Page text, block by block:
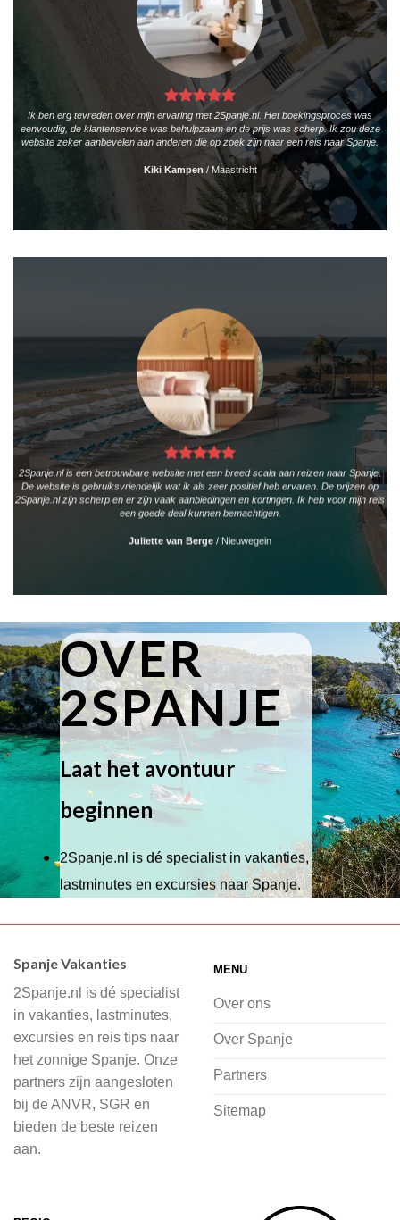
Ik ben erg tevreden over mijn ervaring met 2Spanje.nl. Het boekingsproces was
eenvoudig, de klantenservice was behulpzaam en de prijs was scherp. Ik zou deze
website zeker aanbevelen aan anderen die op zoek zijn naar een reis naar Spanje.
Kiki Kampen /Maastricht
2Spanje.nl is een betrouwbare website met een breed scala aan reizen naar Spanje.
De website is gebruiksvriendelijk wat ik als zeer positief heb ervaren. De prijzen op
2Spanje.nl zijn scherp en er zijn vaak aanbiedingen en kortingen. Ik heb voor mijn reis
een goede deal kunnen bemachtigen.
Juliette van Berge / Nieuwegein
OVER
2SPANJE
Laat het avontuur
beginnen
2Spanje.nl is dé specialist in vakanties,
lastminutes en excursies naar Spanje.
Wij hebben een breed scala aan
of je nu wilt relaxen op het strand,
cultuur wilt ontdekken of avontuur zoekt
in de natuur.
Bij 2Spanje.nl begint de voorpret al
voordat je het vliegtuig instapt, door
inspiratie op te doen over dit zonnige
vliegvakantie zoeken en boeken bij
Spanje Vakanties
2Spanje.nl is dé specialist
in vakanties, lastminutes,
excursies en reis tips naar
het zonnige Spanje. Onze
partners zijn aangesloten
bij de ANVR, SGR en
bieden de beste reizen
aan.
MENU
Over ons
Over Spanje
Partners
Sitemap